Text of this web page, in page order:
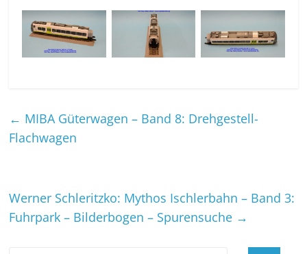
← MIBA Güterwagen – Band 8: Drehgestell-
Flachwagen
Werner Schleritzko: Mythos Ischlerbahn – Band 3:
Fuhrpark – Bilderbogen – Spurensuche →